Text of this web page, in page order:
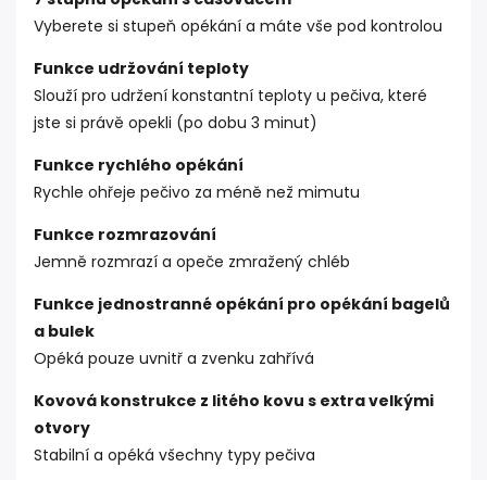
Vyberete si stupeň opékání a máte vše pod kontrolou
Funkce udržování teploty
Slouží pro udržení konstantní teploty u pečiva, které
jste si právě opekli (po dobu 3 minut)
Funkce rychlého opékání
Rychle ohřeje pečivo za méně než mimutu
Funkce rozmrazování
Jemně rozmrazí a opeče zmražený chléb
Funkce jednostranné opékání pro opékání bagelů
a bulek
Opéká pouze uvnitř a zvenku zahřívá
Kovová konstrukce z litého kovu s extra velkými
otvory
Stabilní a opéká všechny typy pečiva